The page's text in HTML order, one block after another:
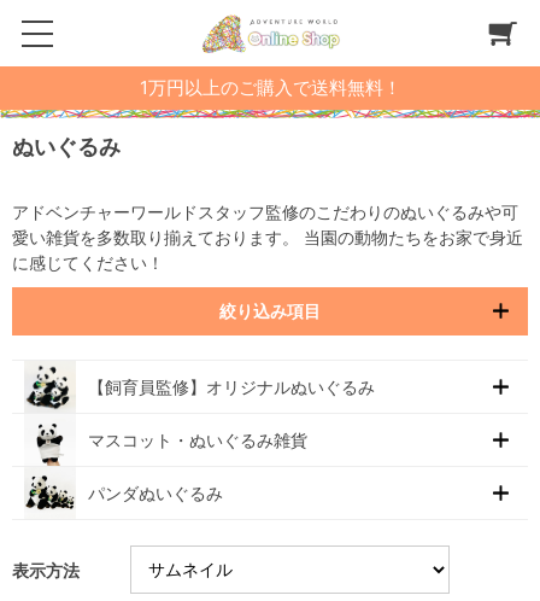
1万円以上のご購入で送料無料！
ぬいぐるみ
アドベンチャーワールドスタッフ監修のこだわりのぬいぐるみや可
愛い雑貨を多数取り揃えております。 当園の動物たちをお家で身近
に感じてください！
絞り込み項目
【飼育員監修】オリジナルぬいぐるみ
マスコット・ぬいぐるみ雑貨
パンダぬいぐるみ
表示方法